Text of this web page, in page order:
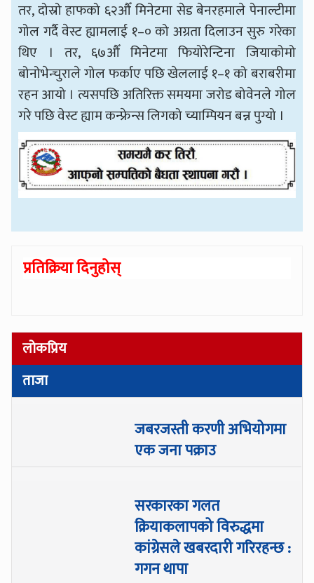
तर, दोस्रो हाफको ६२औँ मिनेटमा सेड बेनरहमाले पेनाल्टीमा
गोल गर्दै वेस्ट ह्यामलाई १–० को अग्रता दिलाउन सुरु गरेका
थिए । तर, ६७औँ मिनेटमा फियोरेन्टिना जियाकोमो
बोनोभेन्चुराले गोल फर्काए पछि खेललाई १–१ को बराबरीमा
रहन आयो । त्यसपछि अतिरिक्त समयमा जरोड बोवेनले गोल
गरे पछि वेस्ट ह्याम कन्फ्रेन्स लिगको च्याम्पियन बन्न पुग्यो ।
प्रतिक्रिया दिनुहोस्
लोकप्रिय
ताजा
जबरजस्ती करणी अभियोगमा
एक जना पक्राउ
सरकारका गलत
क्रियाकलापको विरुद्धमा
कांग्रेसले खबरदारी गरिरहन्छ :
गगन थापा